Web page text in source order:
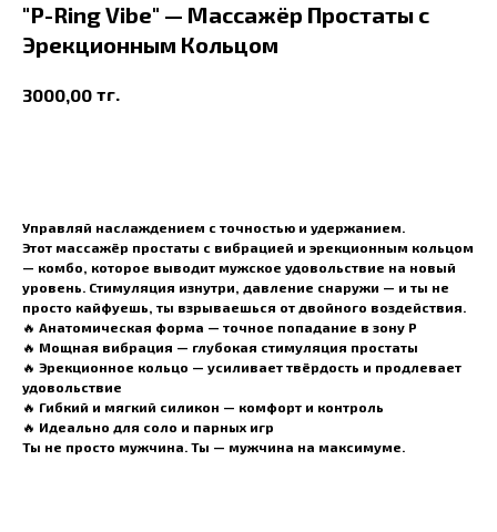
"P-Ring Vibe" — Массажёр Простаты с
Эрекционным Кольцом
3000,00 тг.
Управляй наслаждением с точностью и удержанием.
Этот массажёр простаты с вибрацией и эрекционным кольцом
— комбо, которое выводит мужское удовольствие на новый
уровень. Стимуляция изнутри, давление снаружи — и ты не
просто кайфуешь, ты взрываешься от двойного воздействия.
🔥 Анатомическая форма — точное попадание в зону P
🔥 Мощная вибрация — глубокая стимуляция простаты
🔥 Эрекционное кольцо — усиливает твёрдость и продлевает
удовольствие
🔥 Гибкий и мягкий силикон — комфорт и контроль
🔥 Идеально для соло и парных игр
Ты не просто мужчина. Ты — мужчина на максимуме.